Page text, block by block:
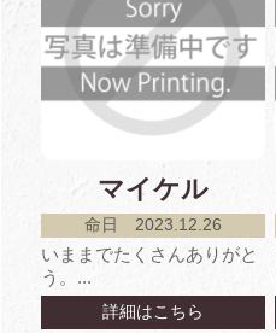
マイケル
命日 2023.12.26
いままでたくさんありがと
う。...
詳細はこちら